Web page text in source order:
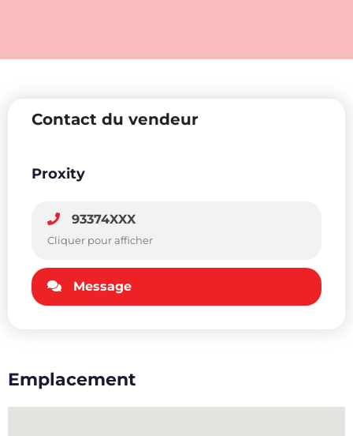
Contact du vendeur
Proxity
93374XXX
Cliquer pour afficher
Message
Emplacement